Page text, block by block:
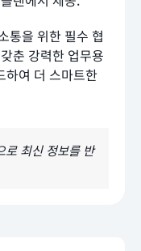
통을 위한 필수 협
춘 강력한 업무용
하여 더 스마트한
최신 정보를 반